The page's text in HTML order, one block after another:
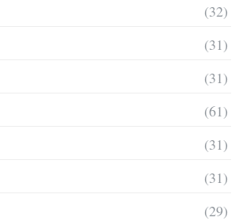
(32)
(31)
(31)
(61)
(31)
(31)
(29)